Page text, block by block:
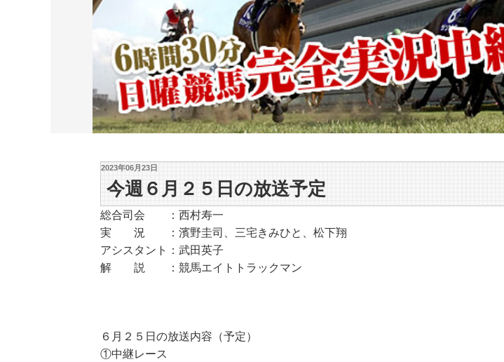
2023年06月23日
今週６月２５日の放送予定
総合司会 ：西村寿一
実 況 ：濱野圭司、三宅きみひと、松下翔
アシスタント：武田英子
解 説 ：競馬エイトトラックマン
６月２５日の放送内容（予定）
①中継レース